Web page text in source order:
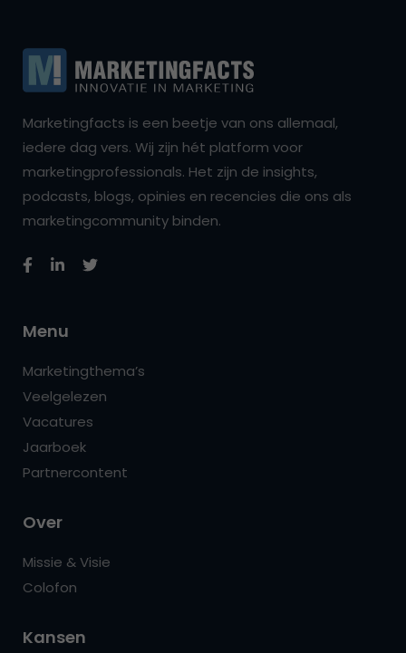
Marketingfacts is een beetje van ons allemaal,
iedere dag vers. Wij zijn hét platform voor
marketingprofessionals. Het zijn de insights,
podcasts, blogs, opinies en recencies die ons als
marketingcommunity binden.
Menu
Marketingthema’s
Veelgelezen
Vacatures
Jaarboek
Partnercontent
Over
Missie & Visie
Colofon
Kansen